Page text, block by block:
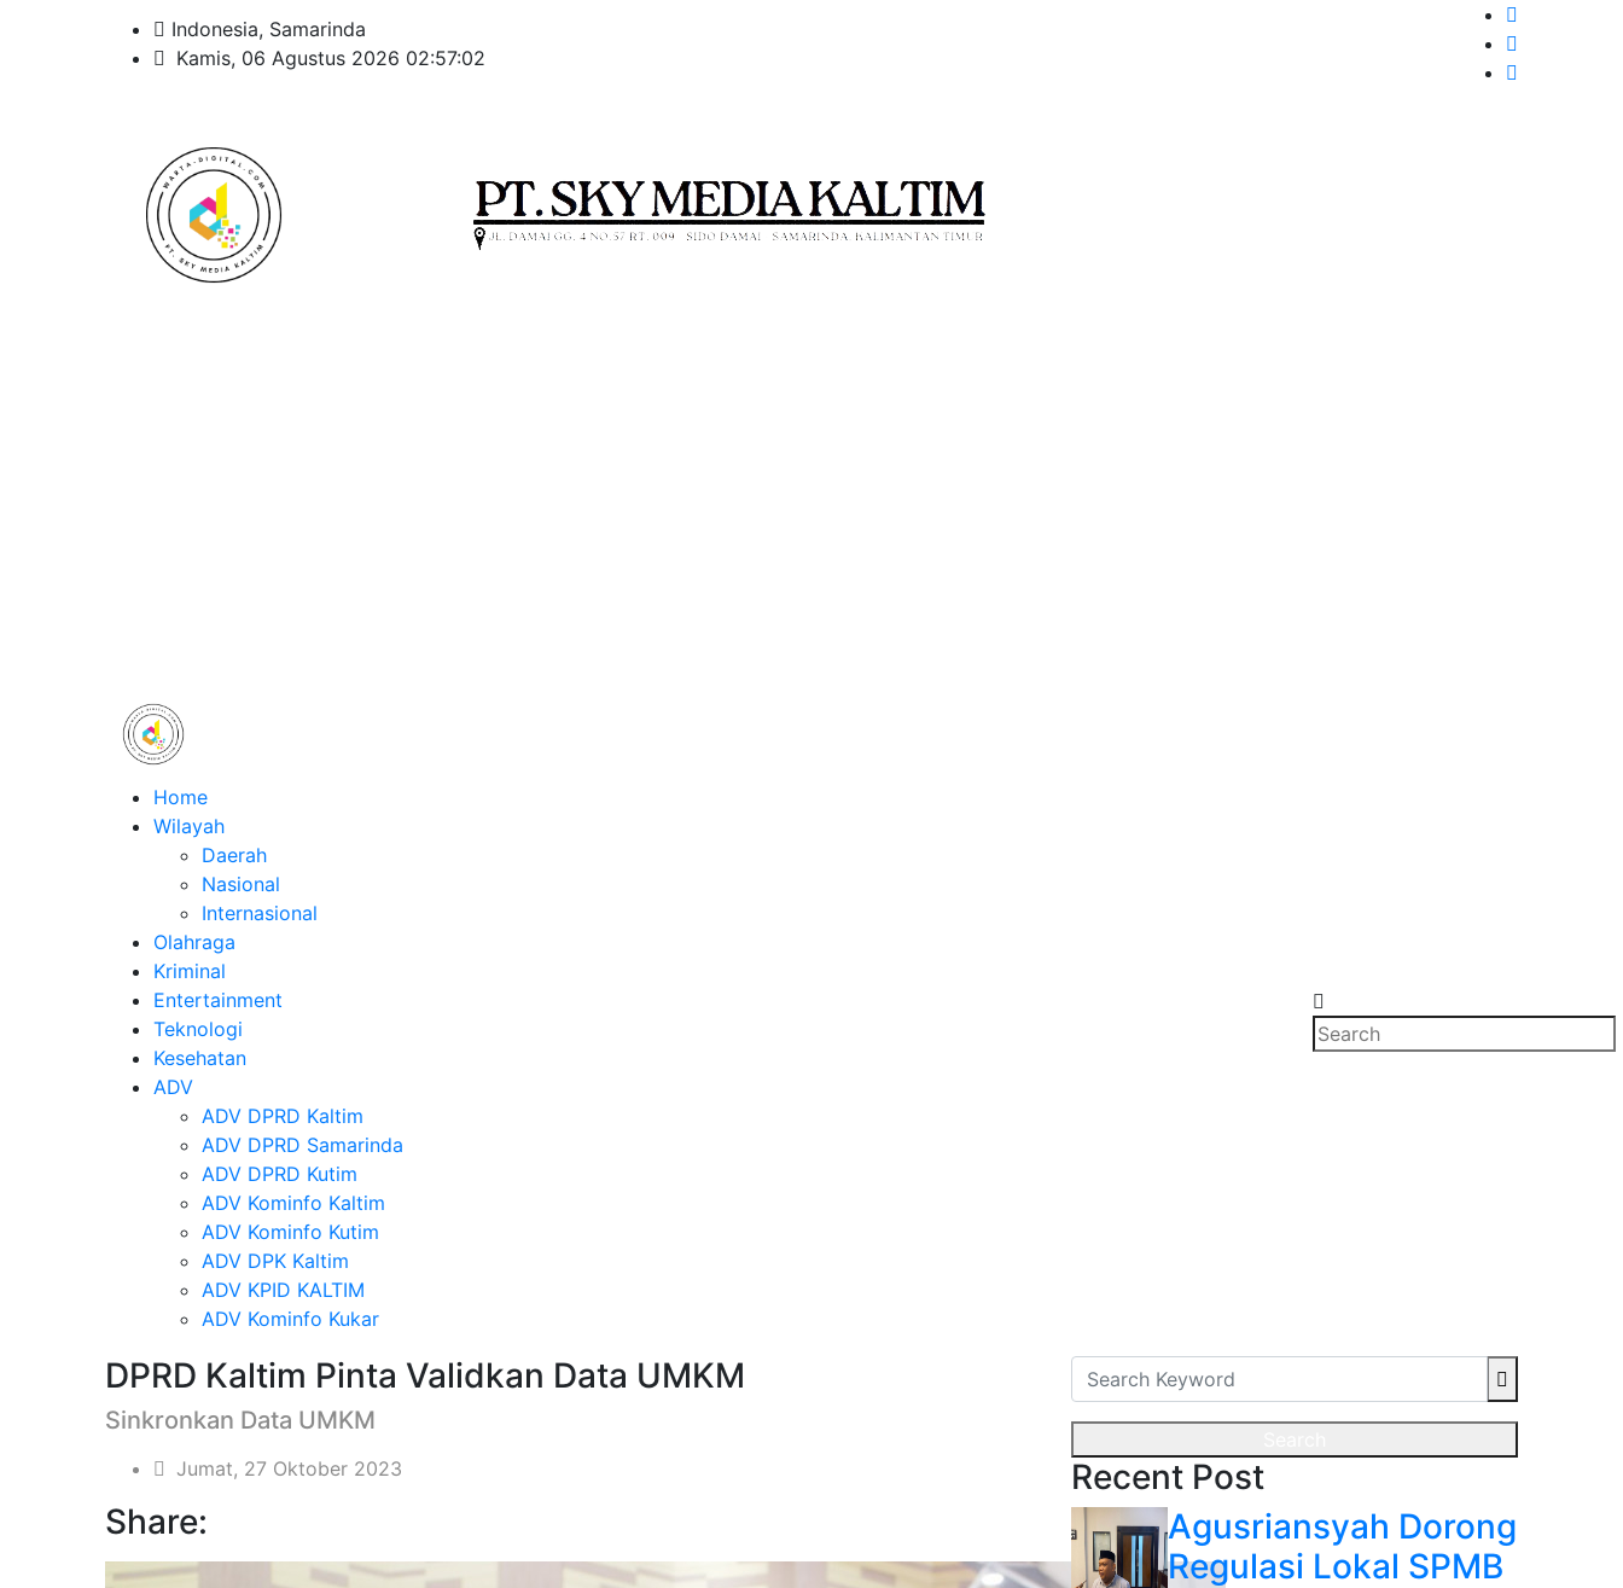
Indonesia, Samarinda
Kamis, 06 Agustus 2026 02:57:03
Home
Wilayah
Daerah
Nasional
Internasional
Olahraga
Kriminal
Entertainment
Teknologi
Kesehatan
ADV
ADV DPRD Kaltim
ADV DPRD Samarinda
ADV DPRD Kutim
ADV Kominfo Kaltim
ADV Kominfo Kutim
ADV DPK Kaltim
ADV KPID KALTIM
ADV Kominfo Kukar
DPRD Kaltim Pinta Validkan Data UMKM
Sinkronkan Data UMKM
Jumat, 27 Oktober 2023
Share:
Recent Post
Agusriansyah Dorong
Regulasi Lokal SPMB